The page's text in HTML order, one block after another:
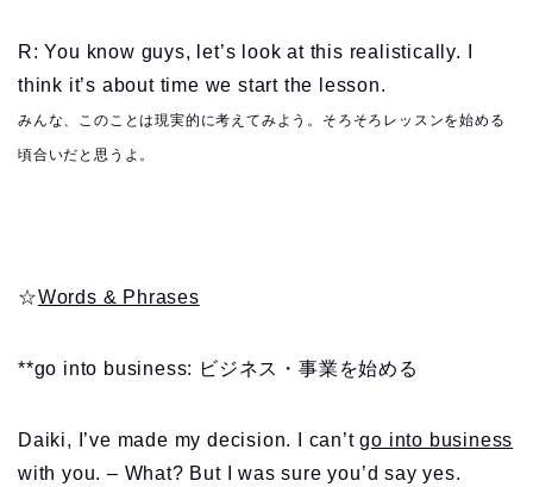
R: You know guys, let’s look at this realistically. I
think it’s about time we start the lesson.
みんな、このことは現実的に考えてみよう。そろそろレッスンを始める
頃合いだと思うよ。
☆Words & Phrases
**go into business: ビジネス・事業を始める
Daiki, I’ve made my decision. I can’tgo into business
with you. – What? But I was sure you’d say yes.